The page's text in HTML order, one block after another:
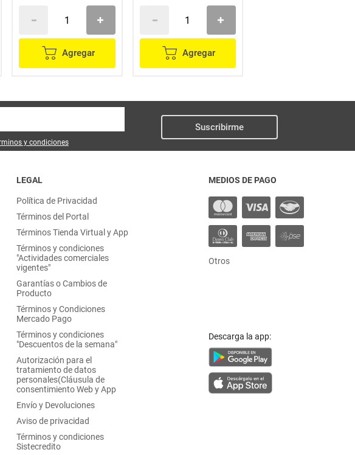
Agregar Agregar
y condiciones
Suscribirme
LEGAL
Política de Privacidad
Términos del Portal
Términos Tienda Virtual y App
Términos y condiciones
"Actividades comerciales
vigentes"
Garantías o Cambios de
Producto
Términos y Condiciones
Mercado Pago
Términos y condiciones
"Descuentos de la semana"
Autorización para el
tratamiento de datos
personales(Cláusula de
consentimiento Web y App
Envío y Devoluciones
Aviso de privacidad
Términos y condiciones
Sistecredito
MEDIOS DE PAGO
Otros
Descarga la app: